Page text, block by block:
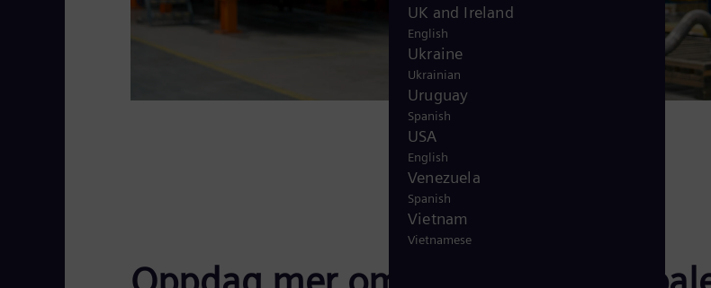
UK and Ireland
English
Ukraine
Ukrainian
Uruguay
Spanish
USA
English
Venezuela
Spanish
Vietnam
Vietnamese